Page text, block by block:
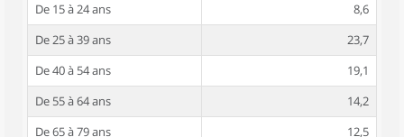
De 15 à 24 ans
8,6
De 25 à 39 ans
23,7
De 40 à 54 ans
19,1
De 55 à 64 ans
14,2
De 65 à 79 ans
12,5